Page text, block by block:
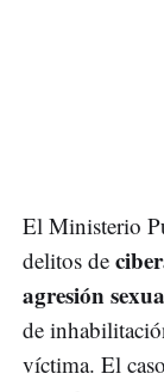
El Ministerio
delitos de
agresión
de
víctima. El